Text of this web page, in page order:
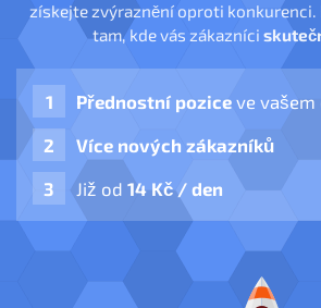
získejte zvýraznění oproti konkurenci.
tam, kde vás zákazníci
Přednostní pozice ve
Více nových zákazníků
Již od 14 Kč / den